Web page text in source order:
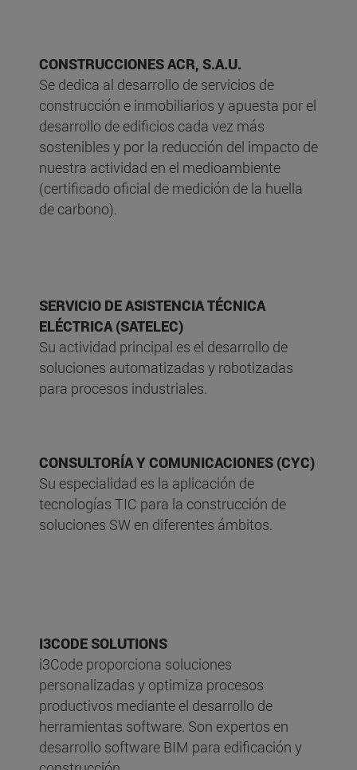
CONSTRUCCIONES ACR, S.A.U.
Se dedica al desarrollo de servicios de
construcción e inmobiliarios y apuesta por el
desarrollo de edificios cada vez más
sostenibles y por la reducción del impacto de
nuestra actividad en el medioambiente
(certificado oficial de medición de la huella
de carbono).
SERVICIO DE ASISTENCIA TÉCNICA
ELÉCTRICA (SATELEC)
Su actividad principal es el desarrollo de
soluciones automatizadas y robotizadas
para procesos industriales.
CONSULTORÍA Y COMUNICACIONES (CYC)
Su especialidad es la aplicación de
tecnologías TIC para la construcción de
soluciones SW en diferentes ámbitos.
I3CODE SOLUTIONS
i3Code proporciona soluciones
personalizadas y optimiza procesos
productivos mediante el desarrollo de
herramientas software. Son expertos en
desarrollo software BIM para edificación y